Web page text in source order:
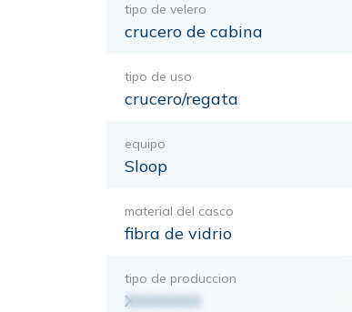
tipo de velero
crucero de cabina
tipo de uso
crucero/regata
equipo
Sloop
material del casco
fibra de vidrio
tipo de produccion
XXXXXXX